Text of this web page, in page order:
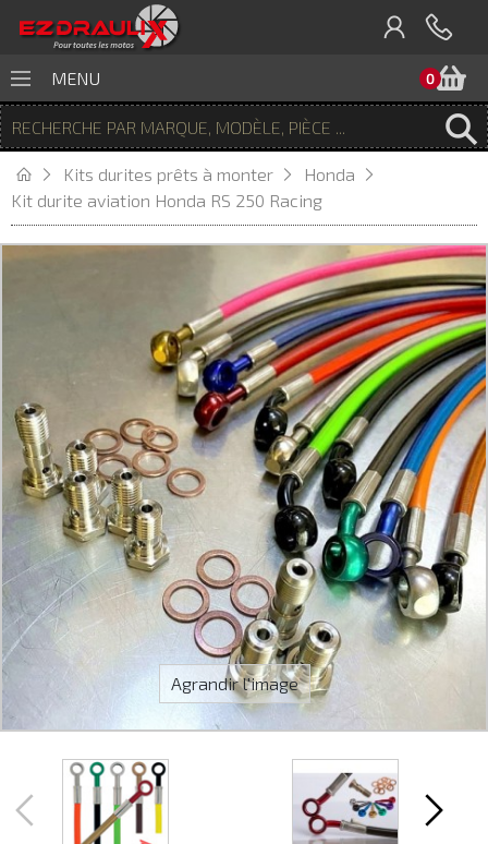
0
MENU
Kits durites prêts à monter
Honda
Kit durite aviation Honda RS 250 Racing
Agrandir l'image